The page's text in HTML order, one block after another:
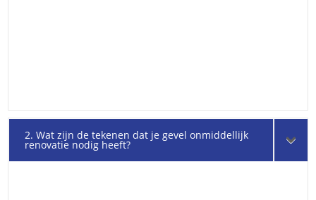
2. Wat zijn de tekenen dat je gevel onmiddellijk
renovatie nodig heeft?